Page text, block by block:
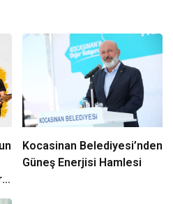
Kocasinan Belediyesi’nden
Güneş Enerjisi Hamlesi